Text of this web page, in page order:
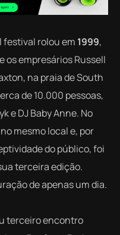
festival rolou em 1999,
os empresários Russell
na praia de South
de 10.000 pessoas,
e DJ Baby Anne. No
mesmo local e, por
do público, foi
terceira edição.
de apenas um dia.
terceiro encontro